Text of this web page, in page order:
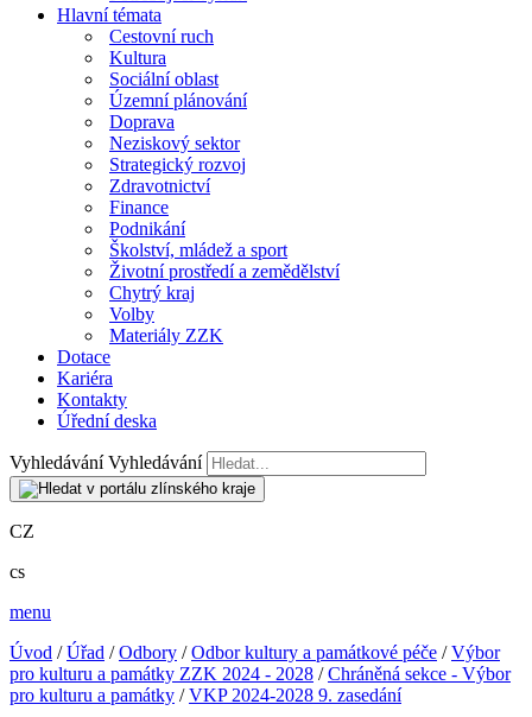
Hlavní témata
Cestovní ruch
Kultura
Sociální oblast
Územní plánování
Doprava
Neziskový sektor
Strategický rozvoj
Zdravotnictví
Finance
Podnikání
Školství, mládež a sport
Životní prostředí a zemědělství
Chytrý kraj
Volby
Materiály ZZK
Dotace
Kariéra
Kontakty
Úřední deska
Vyhledávání Vyhledávání
CZ
cs
menu
Úvod /Úřad /Odbory /Odbor kultury a památkové péče /Výbor
pro kulturu a památky ZZK 2024 - 2028 /Chráněná sekce - Výbor
pro kulturu a památky /VKP 2024-2028 9. zasedání